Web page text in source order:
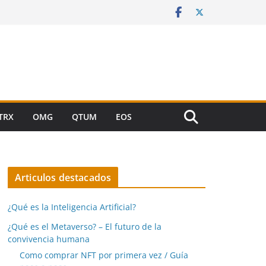
OMG QTUM EOS
Articulos destacados
¿Qué es la Inteligencia Artificial?
¿Qué es el Metaverso? – El futuro de la
convivencia humana
Como comprar NFT por primera vez / Guía